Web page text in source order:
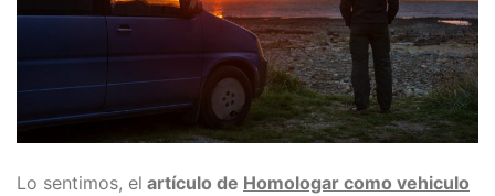
Lo sentimos, el artículo de Homologar como vehiculo